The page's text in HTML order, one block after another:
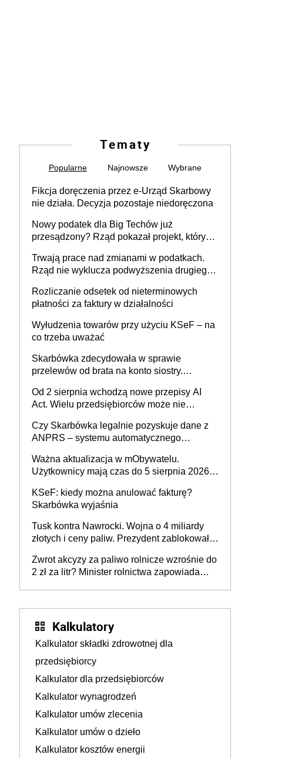
Tematy
Popularne Najnowsze Wybrane
Fikcja doręczenia przez e-Urząd Skarbowy
nie działa. Decyzja pozostaje niedoręczona
Nowy podatek dla Big Techów już
przesądzony? Rząd pokazał projekt, który
Trwają prace nad zmianami w podatkach.
Rząd nie wyklucza podwyższenia drugiego
Rozliczanie odsetek od nieterminowych
płatności za faktury w działalności
Wyłudzenia towarów przy użyciu KSeF – na
co trzeba uważać
Skarbówka zdecydowała w sprawie
przelewów od brata na konto siostry.
darowizna, ale podatku jednak nie będzie
Od 2 sierpnia wchodzą nowe przepisy AI
Act. Wielu przedsiębiorców może nie
Czy Skarbówka legalnie pozyskuje dane z
ANPRS – systemu automatycznego
pojazdów z kamer drogowych?
Ważna aktualizacja w mObywatelu.
Użytkownicy mają czas do 5 sierpnia 2026
KSeF: kiedy można anulować fakturę?
Skarbówka wyjaśnia
Tusk kontra Nawrocki. Wojna o 4 miliardy
złotych i ceny paliw. Prezydent zablokował
wymierzonym we wszystkich polskich
kierowców”
Zwrot akcyzy za paliwo rolnicze wzrośnie do
2 zł za litr? Minister rolnictwa zapowiada
Kalkulatory
Kalkulator składki zdrowotnej dla
przedsiębiorcy
Kalkulator dla przedsiębiorców
Kalkulator wynagrodzeń
Kalkulator umów zlecenia
Kalkulator umów o dzieło
Kalkulator kosztów energii